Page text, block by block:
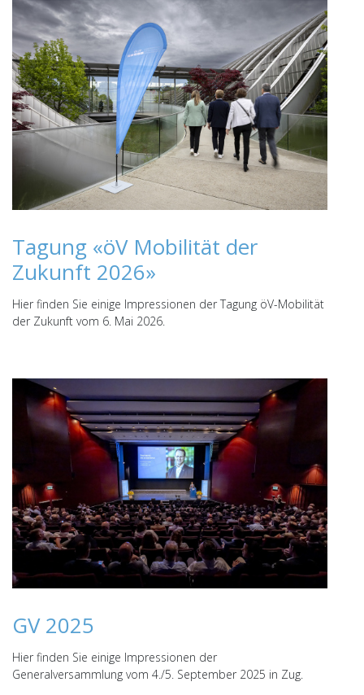
Tagung «öV Mobilität der
Zukunft 2026»
Hier finden Sie einige Impressionen der Tagung öV-Mobilität
der Zukunft vom 6. Mai 2026.
GV 2025
Hier finden Sie einige Impressionen der
Generalversammlung vom 4./5. September 2025 in Zug.